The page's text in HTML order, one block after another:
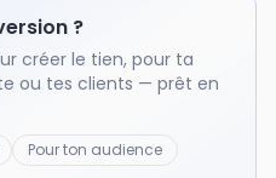
?
créer le tien, pour ta
ou tes clients — prêt en
Pour ton audience